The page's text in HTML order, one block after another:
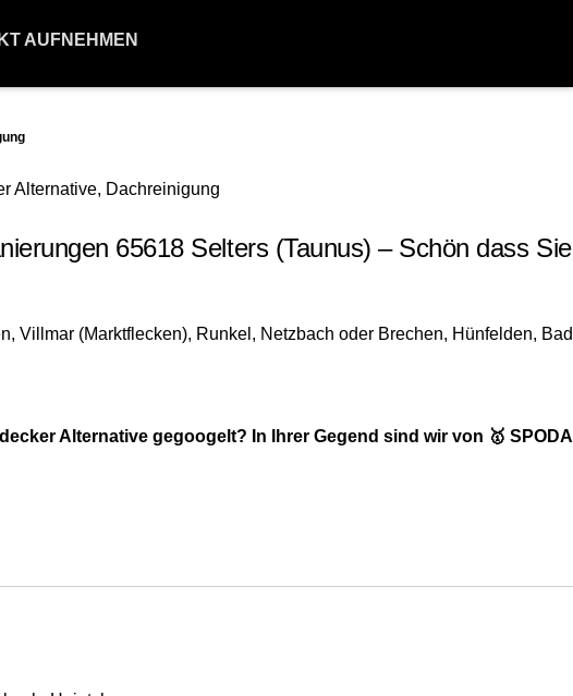
AUFNEHMEN
65618 Selters (Taunus) – Schön dass
Alternative gegoogelt? In Ihrer Gegend sind wir von 🥇